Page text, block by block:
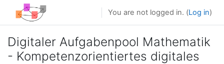
Skip to main content
You are not logged in. (Log in)
Digitaler Aufgabenpool Mathematik
- Kompetenzorientiertes digitales